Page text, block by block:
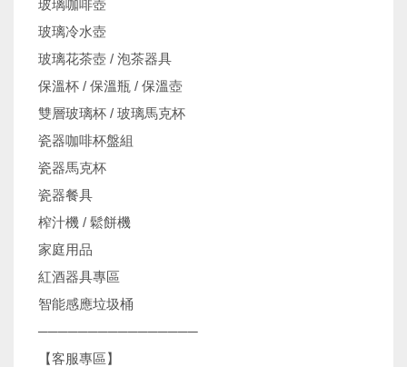
玻璃咖啡壺
玻璃冷水壺
玻璃花茶壺 / 泡茶器具
保溫杯 / 保溫瓶 / 保溫壺
雙層玻璃杯 / 玻璃馬克杯
瓷器咖啡杯盤組
瓷器馬克杯
瓷器餐具
榨汁機 / 鬆餅機
家庭用品
紅酒器具專區
智能感應垃圾桶
────────────────
【客服專區】